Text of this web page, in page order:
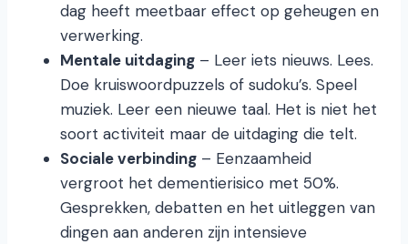
dag heeft meetbaar effect op geheugen en
verwerking.
Mentale uitdaging – Leer iets nieuws. Lees.
Doe kruiswoordpuzzels of sudoku’s. Speel
muziek. Leer een nieuwe taal. Het is niet het
soort activiteit maar de uitdaging die telt.
Sociale verbinding – Eenzaamheid
vergroot het dementierisico met 50%.
Gesprekken, debatten en het uitleggen van
dingen aan anderen zijn intensieve